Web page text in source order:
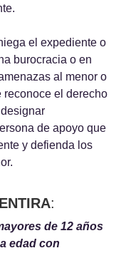
el expediente o
burocracia o en
al menor o
reconoce el derecho
de apoyo que
y defienda los
:
de 12 años
edad con